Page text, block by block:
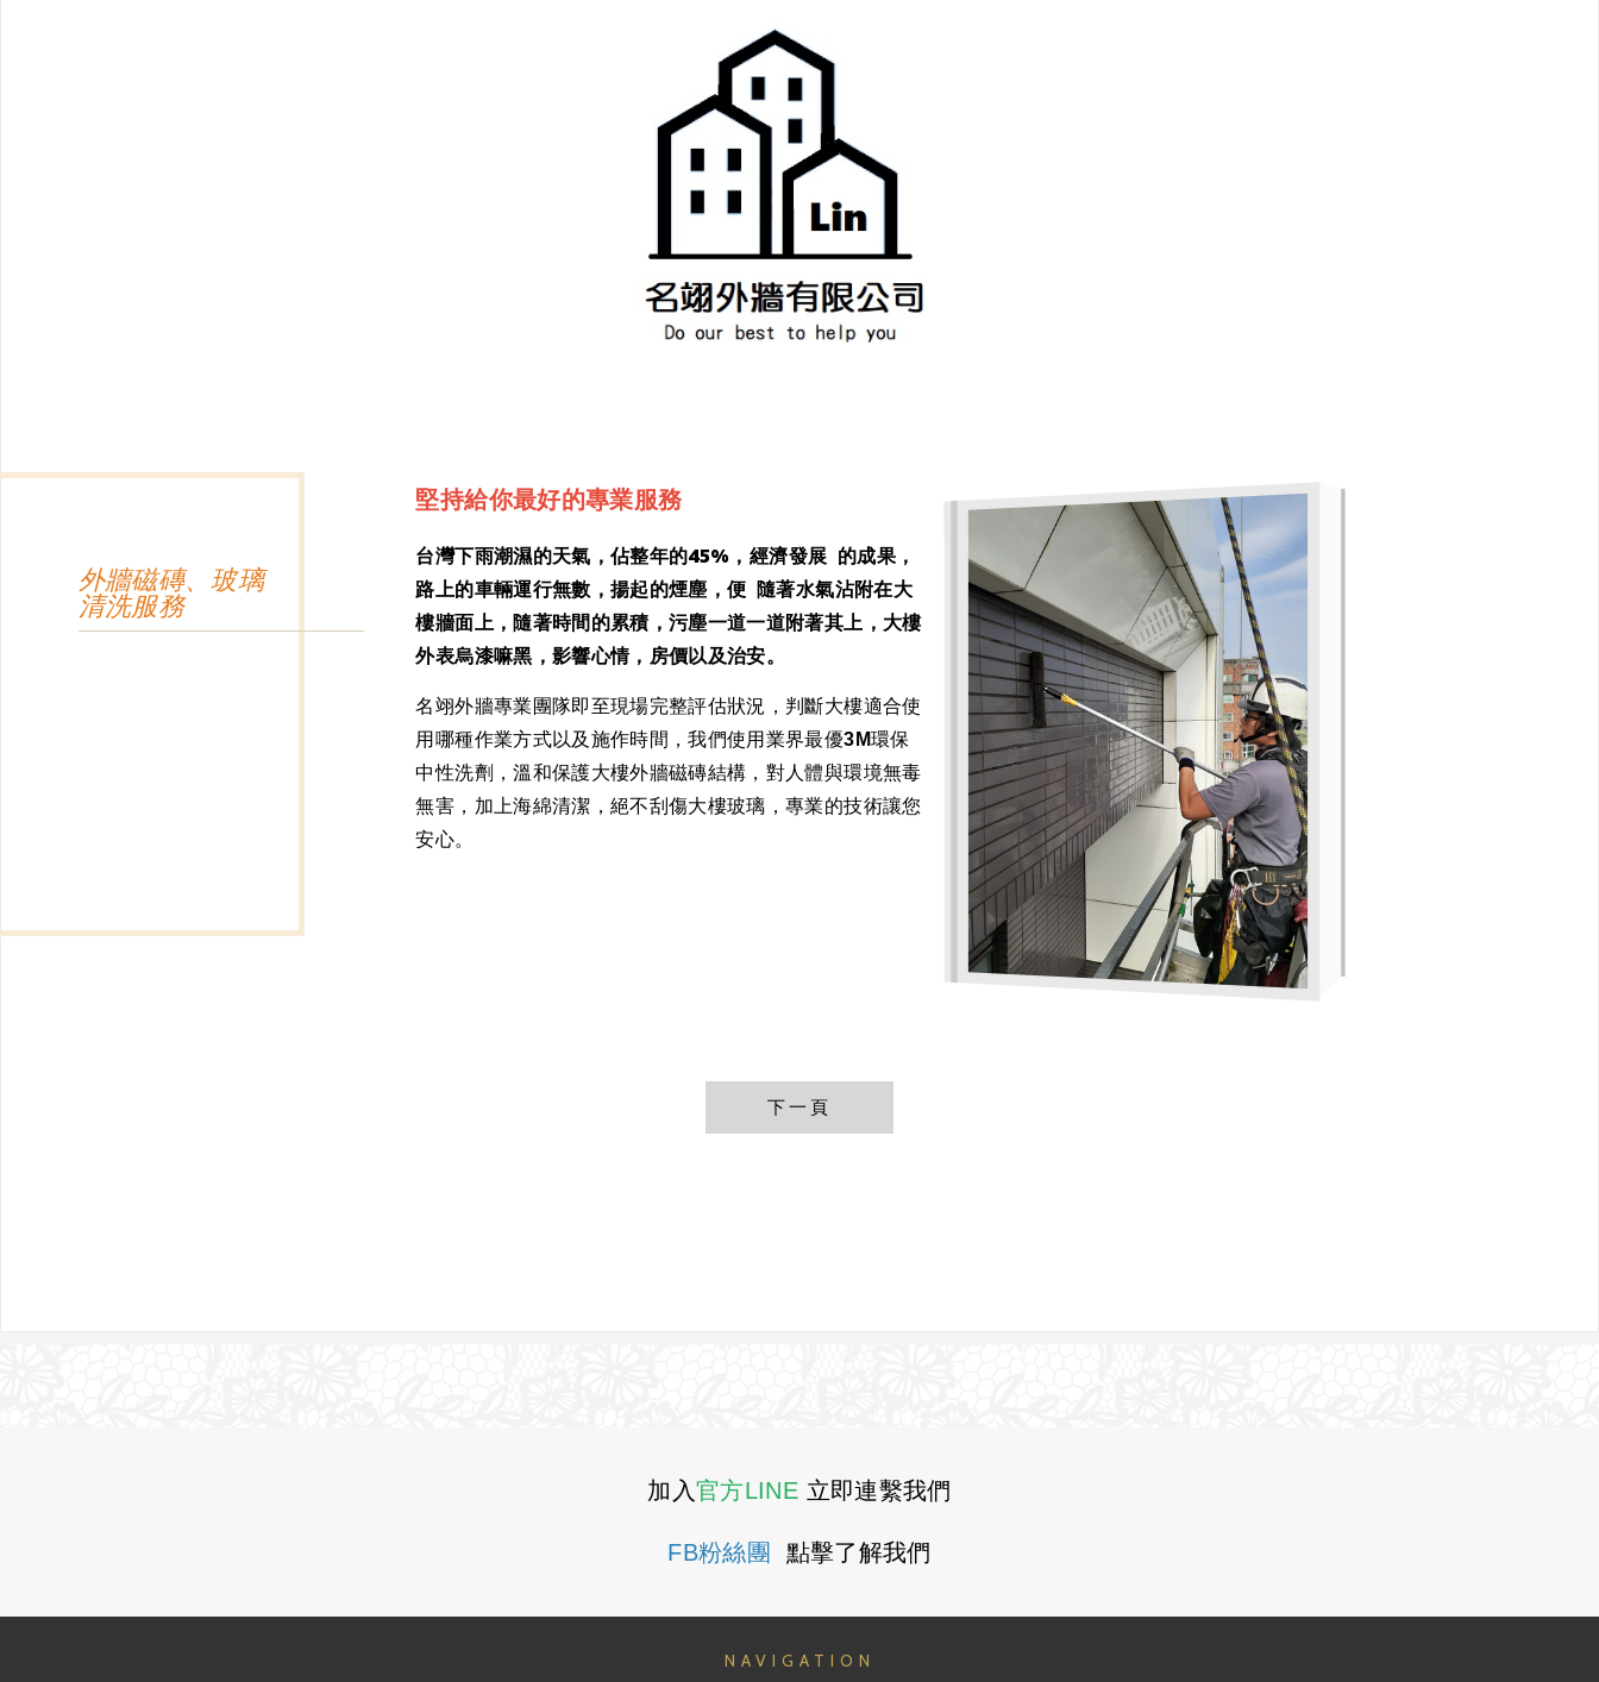
外牆磁磚、玻璃
清洗服務
堅持給你最好的專業服務
台灣下雨潮濕的天氣 ，佔整年的45%，經濟發展 的成果，
路上的車輛運行無數，揚起的煙塵，便 隨著水氣沾附在大
樓牆面上，隨著時間的累積，污塵一道一道附著其上，大樓
外表烏漆嘛黑，影響心情，房價以及治安。
名翊外牆專業團隊即至現場完整評估狀況，判斷大樓適合使
用哪種作業方式以及施作時間，我們使用業界最優3M環保
中性洗劑，溫和保護大樓外牆磁磚結構，對人體與環境無毒
無害，加上海綿清潔，絕不刮傷大樓玻璃，專業的技術讓您
安心。
下一頁
加入官方LINE 立即連繫我們
FB粉絲團 點擊了解我們
NAVIGATION